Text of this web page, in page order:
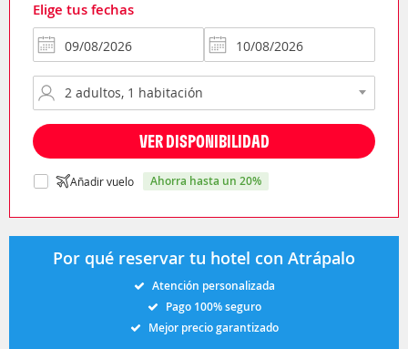
Elige tus fechas
VER DISPONIBILIDAD
Añadir vuelo ahorra hasta un 20%
Por qué reservar tu hotel con Atrápalo
Atención personalizada
Pago 100% seguro
Mejor precio garantizado